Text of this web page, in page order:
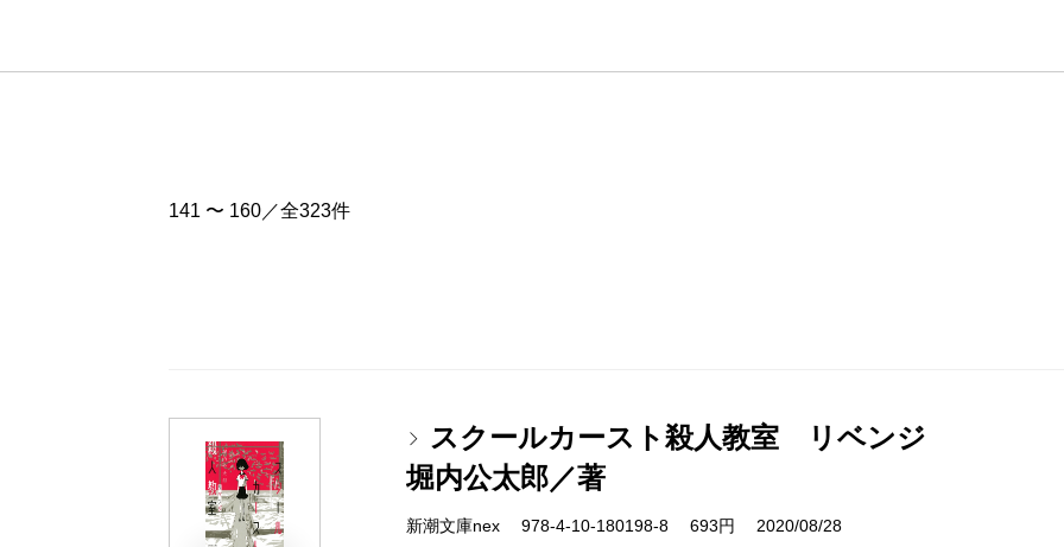
141 〜 160／全323件
スクールカースト殺人教室 リベンジ
堀内公太郎／著
新潮文庫nex 978-4-10-180198-8 693円 2020/08/28